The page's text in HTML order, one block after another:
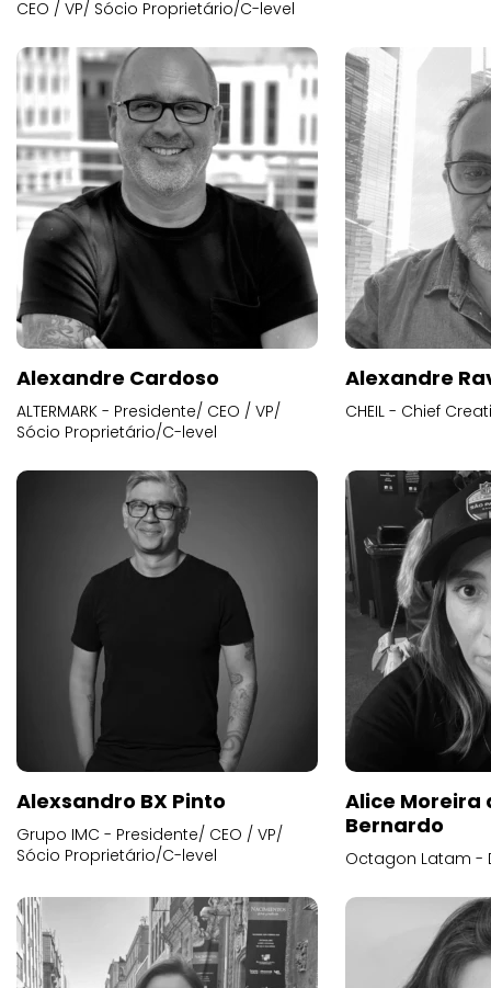
CEO / VP/ Sócio Proprietário/C-level
Alexandre Cardoso
ALTERMARK - Presidente/ CEO / VP/
Sócio Proprietário/C-level
Alexandre
CHEIL - Chief
Alexsandro BX Pinto
Grupo IMC - Presidente/ CEO / VP/
Sócio Proprietário/C-level
Alice
Bernardo
Octagon Latam -